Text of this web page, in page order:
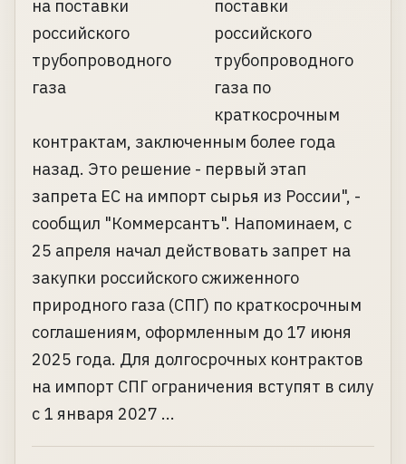
поставки
российского
трубопроводного
газа по
краткосрочным
контрактам, заключенным более года
назад. Это решение - первый этап
запрета ЕС на импорт сырья из России", -
сообщил "Коммерсантъ". Напоминаем, с
25 апреля начал действовать запрет на
закупки российского сжиженного
природного газа (СПГ) по краткосрочным
соглашениям, оформленным до 17 июня
2025 года. Для долгосрочных контрактов
на импорт СПГ ограничения вступят в силу
с 1 января 2027 ...